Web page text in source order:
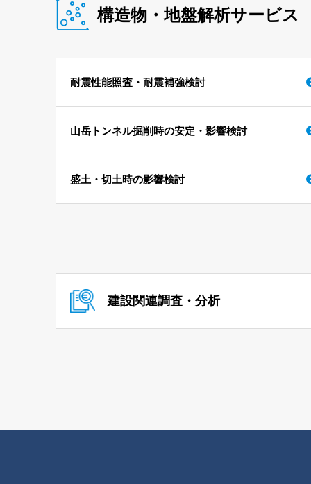
構造物・地盤解析サービス
耐震性能照査・耐震補強検討
山岳トンネル掘削時の安定・影響検討
盛土・切土時の影響検討
建設関連調査・分析